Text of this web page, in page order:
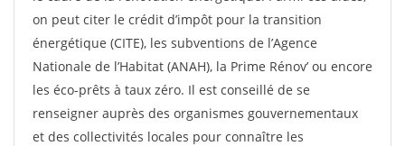
on peut citer le crédit d’impôt pour la transition
énergétique (CITE), les subventions de l’Agence
Nationale de l’Habitat (ANAH), la Prime Rénov’ ou encore
les éco-prêts à taux zéro. Il est conseillé de se
renseigner auprès des organismes gouvernementaux
et des collectivités locales pour connaître les